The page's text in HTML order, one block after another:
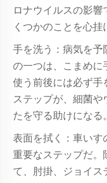
ロナウイルスの影
くつかのことを心挂
手を洗う：病気を予
の一つは、こまめに
使う前後には必ず手
ステップが、細菌
たを守る助けになる。
表面を拭く：車いす
重要なステップだ。
て、肘掛、ジョイス